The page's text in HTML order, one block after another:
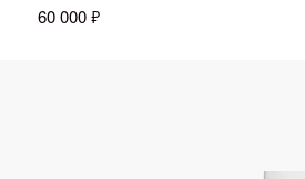
60 000 ₽